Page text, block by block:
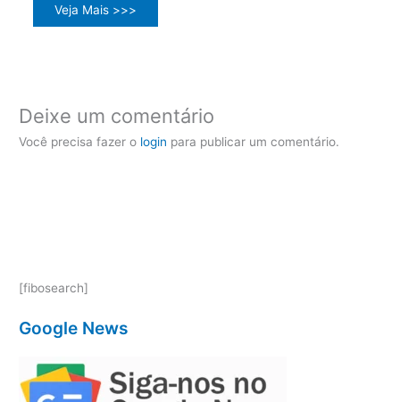
Veja Mais >>>
Deixe um comentário
Você precisa fazer o login para publicar um comentário.
[fibosearch]
Google News